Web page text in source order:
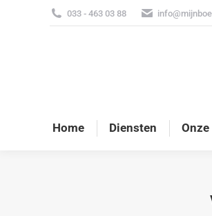
033 - 463 03 88
Home Diensten